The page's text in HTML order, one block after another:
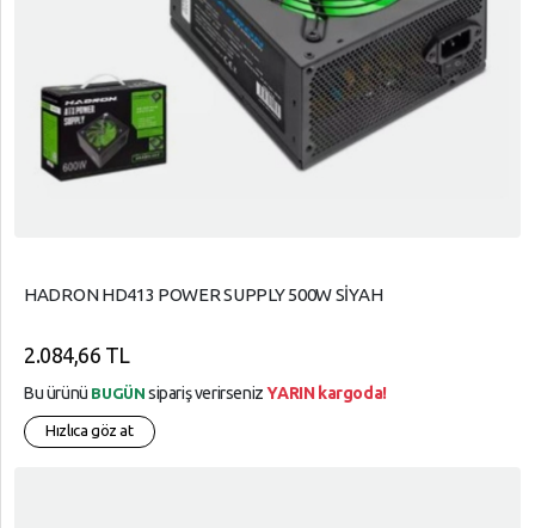
HADRON HD413 POWER SUPPLY 500W SİYAH
2.084,66 TL
Bu ürünü BUGÜN sipariş verirsenizYARIN kargoda!
Hızlıca göz at